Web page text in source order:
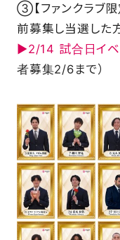
③【ファンクラブ
前募集し当選した
▶2/14 試合日イベ
者募集2/6まで）